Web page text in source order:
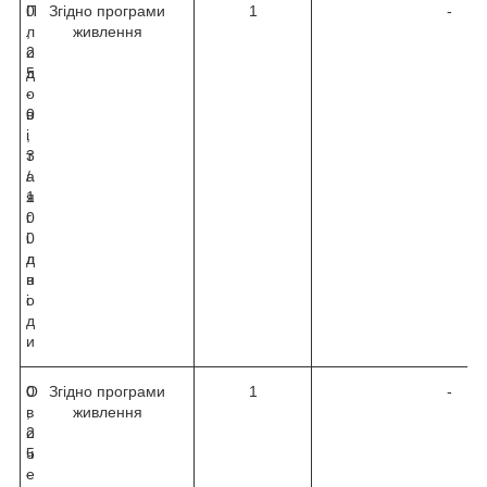
П
л
о
д
о
в
і
т
а
я
г
і
д
н
і
0
,
2
5
-
0
,
3
/
1
0
0
л
в
о
д
и
Згідно програми
живлення
1 -
О
в
о
ч
е
0
,
2
5
-
Згідно програми
живлення
1 -